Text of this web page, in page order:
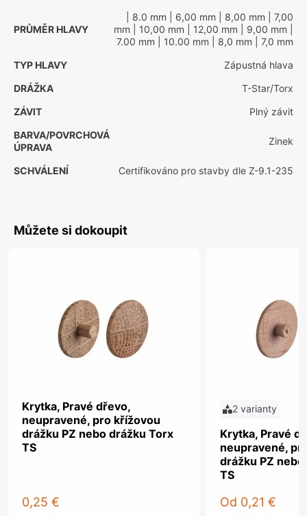
PRŮMĚR HLAVY
| 8.0 mm | 6,00 mm | 8,00 mm | 7,00
mm | 10,00 mm | 12,00 mm | 9,00 mm
7.00 mm | 10.00 mm | 8,0 mm | 7,0 mm
TYP HLAVY
Zápustná hlava
DRÁŽKA
T-Star/Torx
ZÁVIT
Plný závit
BARVA/POVRCHOVÁ
ÚPRAVA
Zinek
SCHVÁLENÍ Certifikováno pro stavby dle Z-9.1-235
Můžete si dokoupit
Krytka, Pravé dřevo,
neupravené, pro křížovou
drážku PZ nebo drážku Torx
TS
0,25 €
2 varianty
Krytka, Pravé
neupravené,
drážku PZ
TS
Od 0,21 €